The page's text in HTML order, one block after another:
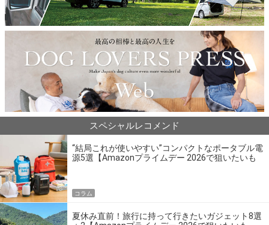
スペシャルレコメンド
“結局これが使いやすい”コンパクトなポータブル電
源5選【Amazonプライムデー 2026で狙いたいも
コラム
夏休み直前！旅行に持って行きたいガジェット8選